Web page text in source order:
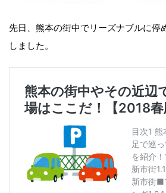
先日、熊本の街中でリーズナブルに停
しました。